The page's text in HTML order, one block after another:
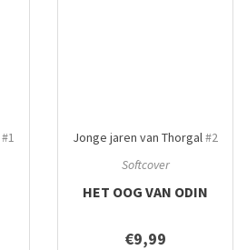
#1
Jonge jaren van Thorgal#2
Softcover
HET OOG VAN ODIN
€9,99